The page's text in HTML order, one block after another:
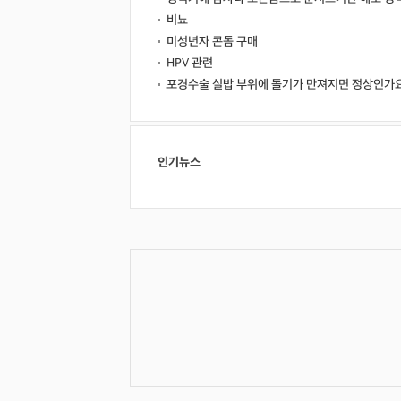
비뇨
미성년자 콘돔 구매
HPV 관련
포경수술 실밥 부위에 돌기가 만져지면 정상인가
인기뉴스